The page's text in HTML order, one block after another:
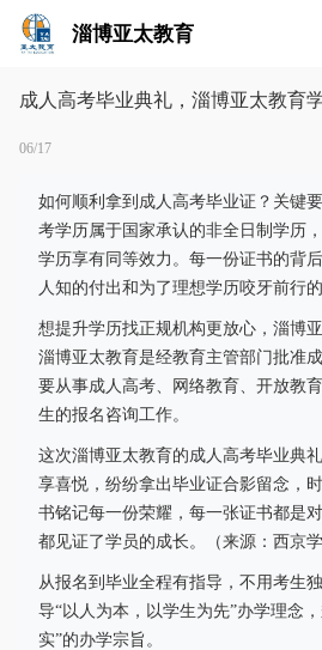
淄博亚太教育
成人高考毕业典礼，淄博亚太教育
06/17
如何顺利拿到成人高考毕业证？关键
考学历属于国家承认的非全日制学历
学历享有同等效力。每一份证书的背
人知的付出和为了理想学历咬牙前行的
想提升学历找正规机构更放心，淄博
淄博亚太教育是经教育主管部门批准
要从事成人高考、网络教育、开放教
生的报名咨询工作。
这次淄博亚太教育的成人高考毕业典
享喜悦，纷纷拿出毕业证合影留念，
书铭记每一份荣耀，每一张证书都是
都见证了学员的成长。（来源：西京
从报名到毕业全程有指导，不用考生
导“以人为本，以学生为先”办学理念
实”的办学宗旨。